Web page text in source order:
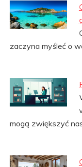
zaczyna myśleć o
mogą zwiększyć